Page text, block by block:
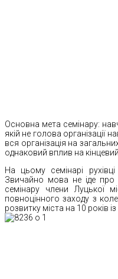
Основна мета семінару:
якій не голова організації
вся організація на
однаковий вплив на
На цьому семінарі
Звичайно мова не іде про
семінару члени Луцької
повноцінного заходу з
розвитку міста на 10 років